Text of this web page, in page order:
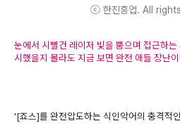
ⓒ 한진흥업. All
눈에서 시뻘건 레이저 빛을 뿜으며 접근하
시했을지 몰라도 지금 보면 완전 애들 장난
'[죠스]를 완전압도하는 식인악어의 충격적